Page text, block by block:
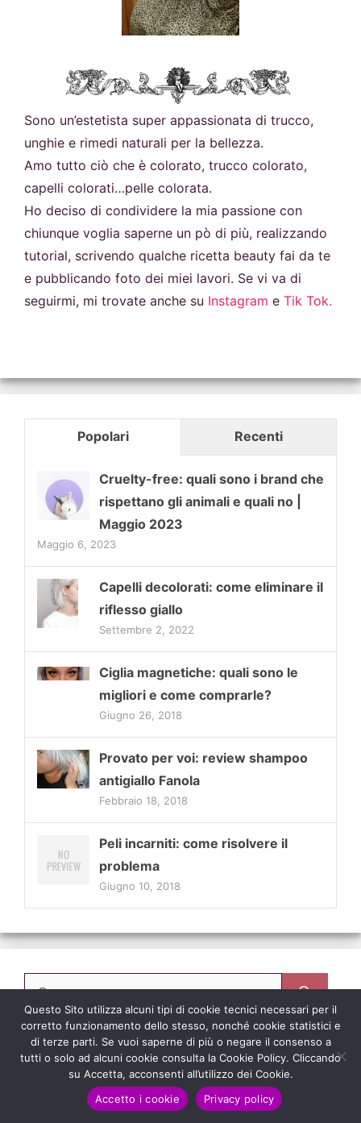
Sono un’estetista super appassionata di trucco,
unghie e rimedi naturali per la bellezza.
Amo tutto ciò che è colorato, trucco colorato,
capelli colorati…pelle colorata.
Ho deciso di condividere la mia passione con
chiunque voglia saperne un pò di più, realizzando
tutorial, scrivendo qualche ricetta beauty fai da te
e pubblicando foto dei miei lavori. Se vi va di
seguirmi, mi trovate anche su Instagram e Tik Tok.
Popolari Recenti
Cruelty-free: quali sono i brand che
rispettano gli animali e quali no |
Maggio 2023
Maggio 6, 2023
Capelli decolorati: come eliminare il
riflesso giallo
Settembre 2, 2022
Ciglia magnetiche: quali sono le
migliori e come comprarle?
Giugno 26, 2018
Provato per voi: review shampoo
antigiallo Fanola
Febbraio 18, 2018
Peli incarniti: come risolvere il
problema
Giugno 10, 2018
Ricerca
per:
CalipsoMakeUp.comCopyright © 2021-2024.
Tutti i diritti riservati - Tutti Marchi e i Loghi sono
Questo Sito utilizza alcuni tipi di cookie tecnici necessari per il
corretto funzionamento dello stesso, nonché cookie statistici e
di terze parti. Se vuoi saperne di più o negare il consenso a
tutti o solo ad alcuni cookie consulta la Cookie Policy. Cliccando
su Accetta, acconsenti all’utilizzo dei Cookie.
Accetto i cookie
Privacy policy